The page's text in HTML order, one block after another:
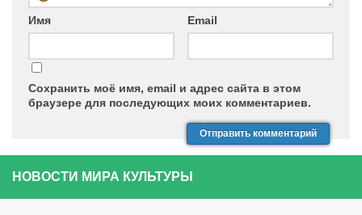
Имя Email
Сохранить моё имя, email и адрес сайта в этом
браузере для последующих моих комментариев.
НОВОСТИ МИРА КУЛЬТУРЫ